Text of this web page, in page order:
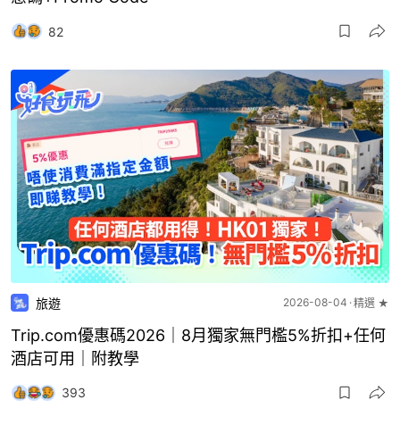
82
旅遊 2026-08-04 精選 ★
Trip.com優惠碼2026｜8月獨家無門檻5%折扣+任何
酒店可用｜附教學
393